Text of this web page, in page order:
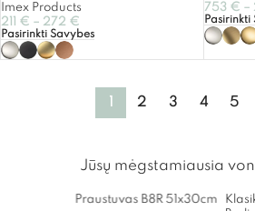
Imex Products
211 € – 272 €
Pasirinkti Savybes
753 € –
Pasirinkti
2 3 4 5
Jūsų mėgstamiausia
Praustuvas B8R 51x30cm